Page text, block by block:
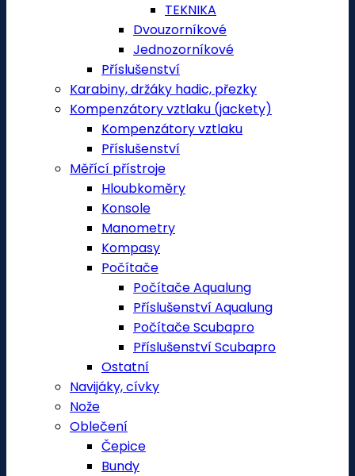
TEKNIKA
Dvouzorníkové
Jednozorníkové
Příslušenství
Karabiny, držáky hadic, přezky
Kompenzátory vztlaku (jackety)
Kompenzátory vztlaku
Příslušenství
Měřící přístroje
Hloubkoměry
Konsole
Manometry
Kompasy
Počítače
Počítače Aqualung
Příslušenství Aqualung
Počítače Scubapro
Příslušenství Scubapro
Ostatní
Navijáky, cívky
Nože
Oblečení
Čepice
Bundy